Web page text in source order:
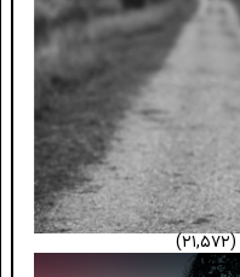
(۲۱,۵۷۲)